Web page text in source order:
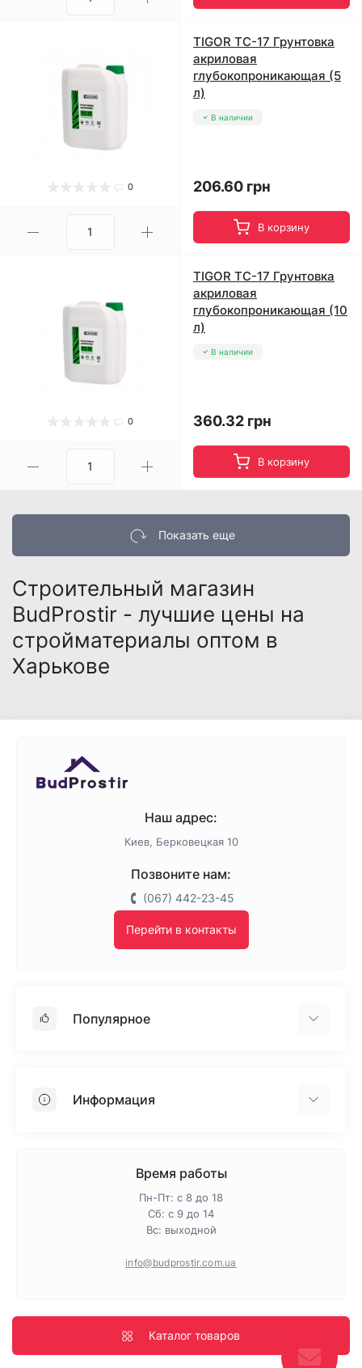
0
TIGOR TC-17 Грунтовка
акриловая
глубокопроникающая (5
л)
В наличии
206.60 грн
В корзину
0
TIGOR TC-17 Грунтовка
акриловая
глубокопроникающая (10
л)
В наличии
360.32 грн
В корзину
Показать еще
Строительный магазин
BudProstir - лучшие цены на
стройматериалы оптом в
Харькове
Наш адрес:
Киев, Берковецкая 10
Позвоните нам:
(067) 442-23-45
Перейти в контакты
Популярное
ПенопластИнформация
Политика конфиденциальности
Время работы
Пн-Пт: с 8 до 18
Сб: с 9 до 14
Вс: выходной
info@budprostir.com.ua
Каталог товаров